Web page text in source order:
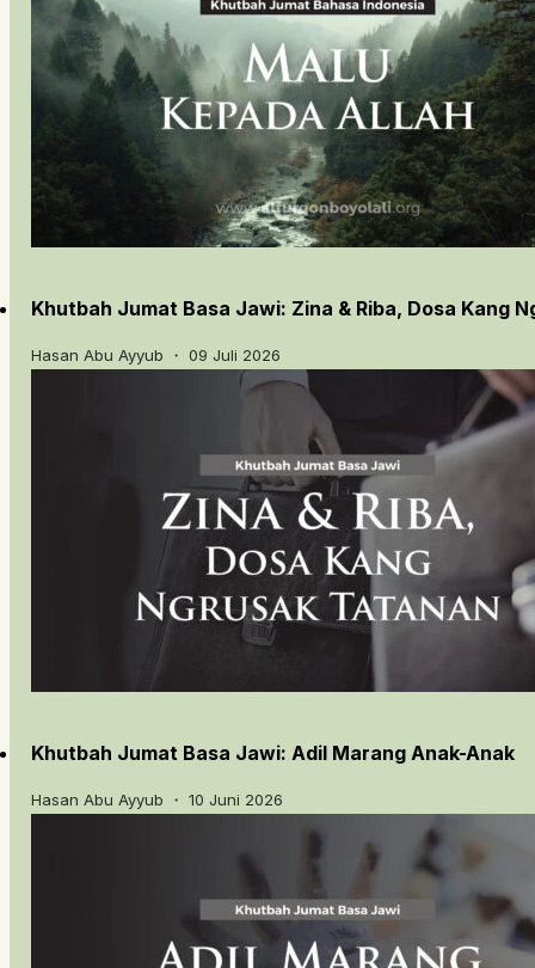
Khutbah Jumat Basa Jawi: Zina & Riba, Dosa Kang
Hasan Abu Ayyub ・ 09 Juli 2026
Khutbah Jumat Basa Jawi: Adil Marang Anak-Anak
Hasan Abu Ayyub ・ 10 Juni 2026